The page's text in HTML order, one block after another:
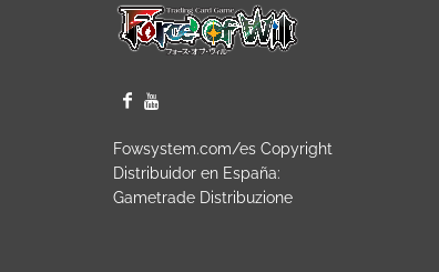
Fowsystem.com/es Copyright
Distribuidor en España:
Gametrade Distribuzione